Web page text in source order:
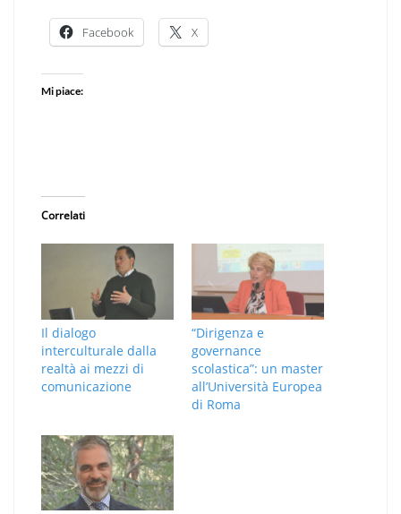
Facebook X
Mi piace:
Correlati
Il dialogo
interculturale dalla
realtà ai mezzi di
comunicazione
“Dirigenza e
governance
scolastica”: un master
all’Università Europea
di Roma